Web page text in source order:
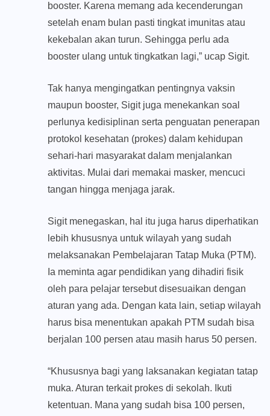
booster. Karena memang ada kecenderungan
setelah enam bulan pasti tingkat imunitas atau
kekebalan akan turun. Sehingga perlu ada
booster ulang untuk tingkatkan lagi,” ucap Sigit.
Tak hanya mengingatkan pentingnya vaksin
maupun booster, Sigit juga menekankan soal
perlunya kedisiplinan serta penguatan penerapan
protokol kesehatan (prokes) dalam kehidupan
sehari-hari masyarakat dalam menjalankan
aktivitas. Mulai dari memakai masker, mencuci
tangan hingga menjaga jarak.
Sigit menegaskan, hal itu juga harus diperhatikan
lebih khususnya untuk wilayah yang sudah
melaksanakan Pembelajaran Tatap Muka (PTM).
Ia meminta agar pendidikan yang dihadiri fisik
oleh para pelajar tersebut disesuaikan dengan
aturan yang ada. Dengan kata lain, setiap wilayah
harus bisa menentukan apakah PTM sudah bisa
berjalan 100 persen atau masih harus 50 persen.
“Khususnya bagi yang laksanakan kegiatan tatap
muka. Aturan terkait prokes di sekolah. Ikuti
ketentuan. Mana yang sudah bisa 100 persen,